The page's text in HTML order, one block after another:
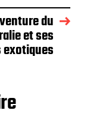
du
et ses